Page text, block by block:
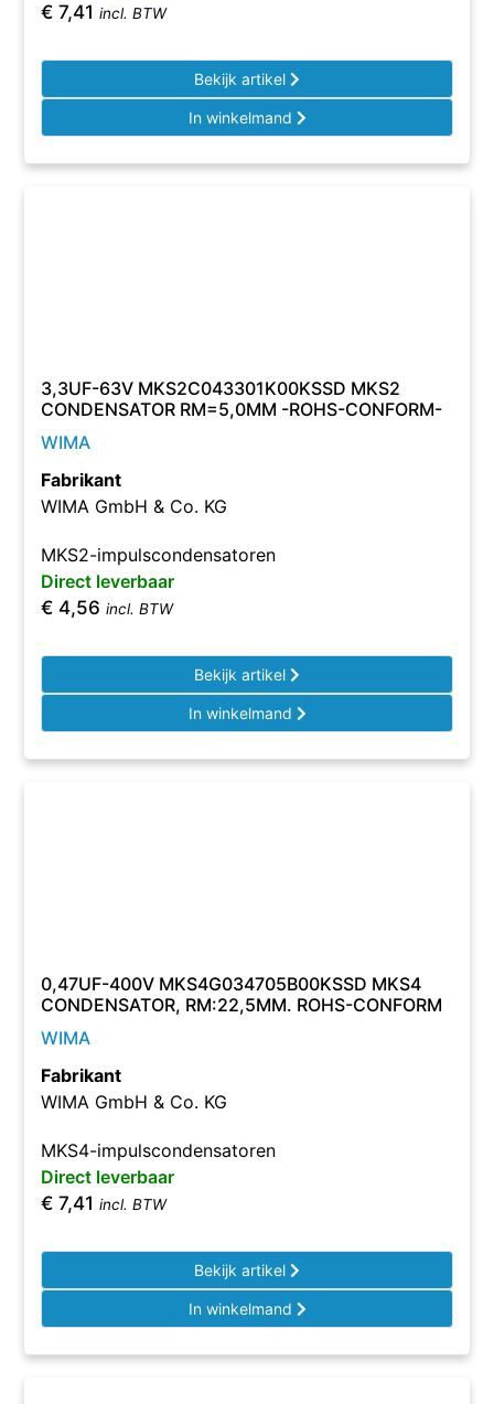
€ 7,41 incl. BTW
Bekijk artikel
In winkelmand
3,3UF-63V MKS2C043301K00KSSD MKS2
CONDENSATOR RM=5,0MM -ROHS-CONFORM-
WIMA
Fabrikant
WIMA GmbH & Co. KG
MKS2-impulscondensatoren
Direct leverbaar
€ 4,56 incl. BTW
Bekijk artikel
In winkelmand
0,47UF-400V MKS4G034705B00KSSD MKS4
CONDENSATOR, RM:22,5MM. ROHS-CONFORM
WIMA
Fabrikant
WIMA GmbH & Co. KG
MKS4-impulscondensatoren
Direct leverbaar
€ 7,41 incl. BTW
Bekijk artikel
In winkelmand